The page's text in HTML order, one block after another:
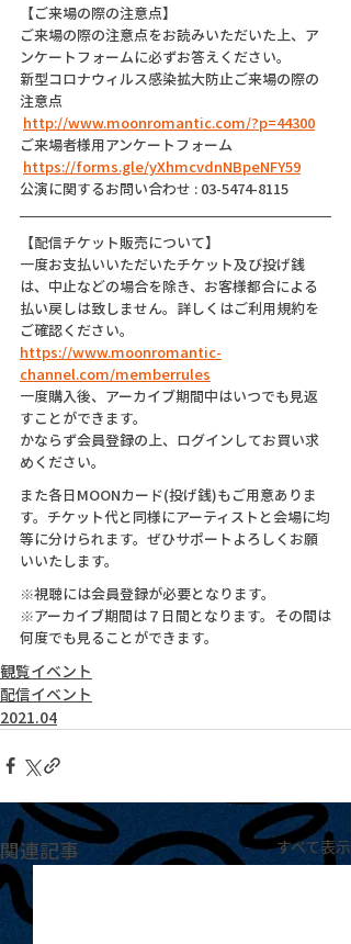
【ご来場の際の注意点】
ご来場の際の注意点をお読みいただいた上、ア
ンケートフォームに必ずお答えください。
新型コロナウィルス感染拡大防止ご来場の際の
注意点
http://www.moonromantic.com/?p=44300
ご来場者様用アンケートフォーム
https://forms.gle/yXhmcvdnNBpeNFY59
公演に関するお問い合わせ : 03-5474-8115
【配信チケット販売について】
一度お支払いいただいたチケット及び投げ銭
は、中止などの場合を除き、お客様都合による
払い戻しは致しません。詳しくはご利用規約を
ご確認ください。
https://www.moonromantic-
channel.com/memberrules
一度購入後、アーカイブ期間中はいつでも見返
すことができます。
かならず会員登録の上、ログインしてお買い求
めください。
また各日MOONカード(投げ銭)もご用意ありま
す。チケット代と同様にアーティストと会場に均
等に分けられます。ぜひサポートよろしくお願
いいたします。
※視聴には会員登録が必要となります。
※アーカイブ期間は７日間となります。その間は
何度でも見ることができます。
観覧イベント
配信イベント
2021.04
関連記事 すべて表示